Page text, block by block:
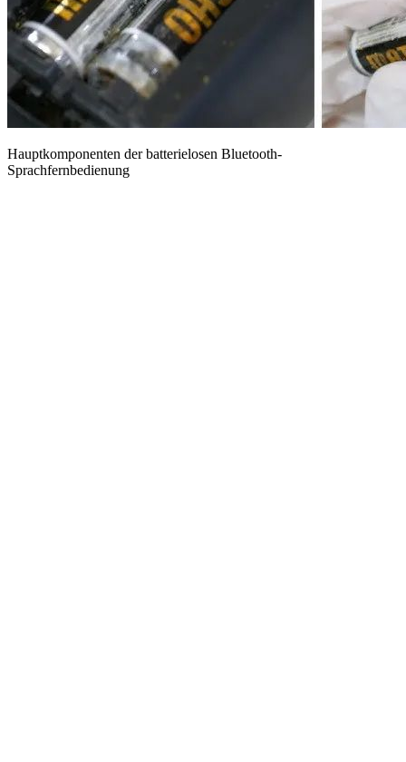
Hauptkomponenten der batterielosen Bluetooth-
Sprachfernbedienung